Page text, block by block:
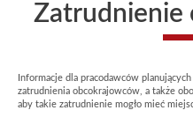
Zatrudnienie
Informacje dla pracodawców
zatrudnienia obcokrajowców, a także
aby takie zatrudnienie mogło mieć